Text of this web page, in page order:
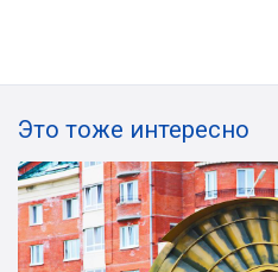
Это тоже интересно